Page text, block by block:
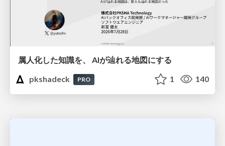
属人化した知識を、 AIが辿れる地図にする
pkshadeck
PRO 1 140